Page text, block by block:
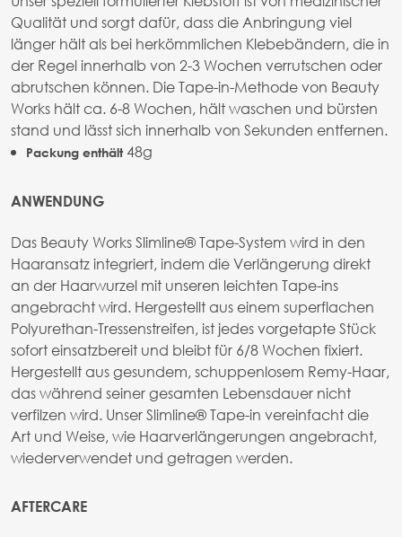
Qualität und sorgt dafür, dass die Anbringung viel
länger hält als bei herkömmlichen Klebebändern, die in
der Regel innerhalb von 2-3 Wochen verrutschen oder
abrutschen können. Die Tape-in-Methode von Beauty
Works hält ca. 6-8 Wochen, hält waschen und bürsten
stand und lässt sich innerhalb von Sekunden entfernen.
Packung enthält48g
ANWENDUNG
Das Beauty Works Slimline® Tape-System wird in den
Haaransatz integriert, indem die Verlängerung direkt
an der Haarwurzel mit unseren leichten Tape-ins
angebracht wird. Hergestellt aus einem superflachen
Polyurethan-Tressenstreifen, ist jedes vorgetapte Stück
sofort einsatzbereit und bleibt für 6/8 Wochen fixiert.
Hergestellt aus gesundem, schuppenlosem Remy-Haar,
das während seiner gesamten Lebensdauer nicht
verfilzen wird. Unser Slimline® Tape-in vereinfacht die
Art und Weise, wie Haarverlängerungen angebracht,
wiederverwendet und getragen werden.
AFTERCARE